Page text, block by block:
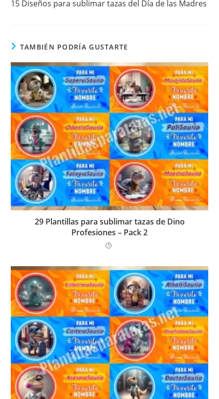
artículos
15 Diseños para sublimar tazas del Día de las Madres
TAMBIÉN PODRÍA GUSTARTE
29 Plantillas para sublimar tazas de Dino
Profesiones – Pack 2